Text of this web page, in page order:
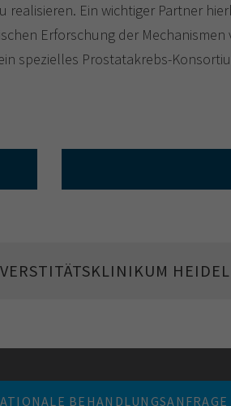
Ein wichtiger Partner
Erforschung der
spezielles Prostatakrebs-
BEHANDLUNGSANFRAGE